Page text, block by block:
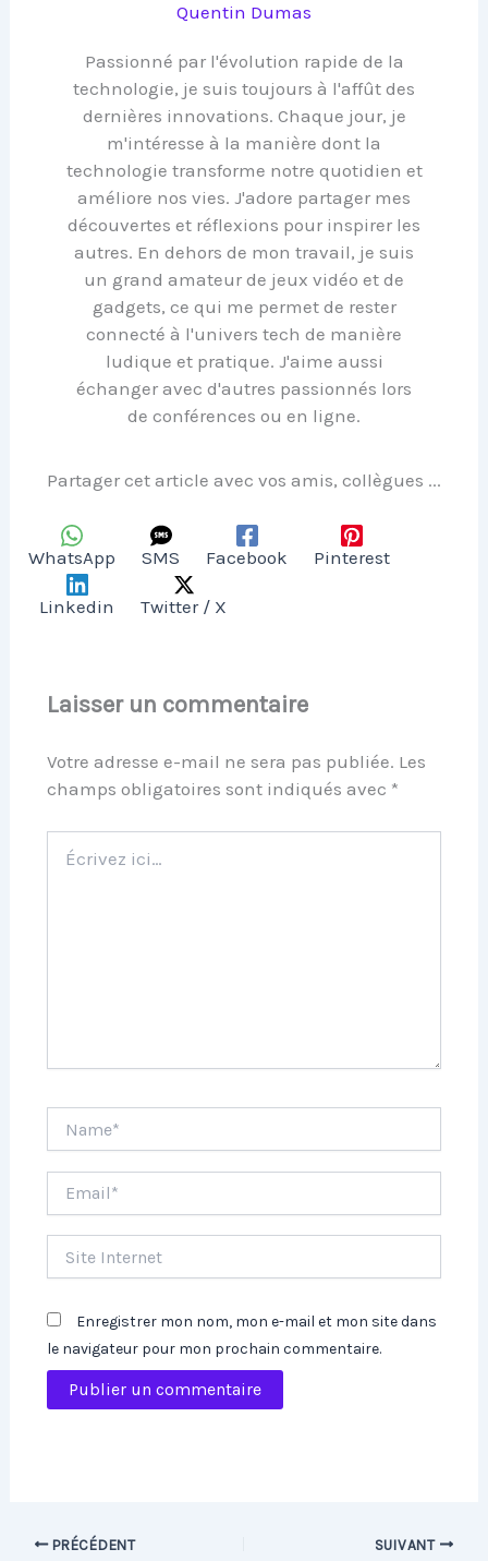
Quentin Dumas
Passionné par l'évolution rapide de la
technologie, je suis toujours à l'affût des
dernières innovations. Chaque jour, je
m'intéresse à la manière dont la
technologie transforme notre quotidien et
améliore nos vies. J'adore partager mes
découvertes et réflexions pour inspirer les
autres. En dehors de mon travail, je suis
un grand amateur de jeux vidéo et de
gadgets, ce qui me permet de rester
connecté à l'univers tech de manière
ludique et pratique. J'aime aussi
échanger avec d'autres passionnés lors
de conférences ou en ligne.
Partager cet article avec vos amis, collègues ...
WhatsApp SMS Facebook Pinterest
Linkedin Twitter / X
Laisser un commentaire
Votre adresse e-mail ne sera pas publiée. Les
champs obligatoires sont indiqués avec *
ici…
Internet
Enregistrer mon nom, mon e-mail et mon site dans
le navigateur pour mon prochain commentaire.
PRÉCÉDENT SUIVANT